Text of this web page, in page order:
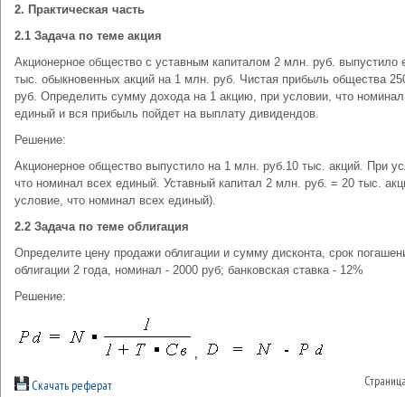
2. Практическая часть
2.1 Задача по теме акция
Акционерное общество с уставным капиталом 2 млн. руб. выпустило
тыс. обыкновенных акций на 1 млн. руб. Чистая прибыль общества
руб. Определить сумму дохода на 1 акцию, при условии, что
единый и вся прибыль пойдет на выплату дивидендов.
Решение:
Акционерное общество выпустило на 1 млн. руб.10 тыс. акций. При
что номинал всех единый. Уставный капитал 2 млн. руб. = 20 тыс.
условие, что номинал всех единый).
2.2 Задача по теме облигация
Определите цену продажи облигации и сумму дисконта, срок
облигации 2 года, номинал - 2000 руб; банковская ставка - 12%
Решение:
,
Скачать реферат